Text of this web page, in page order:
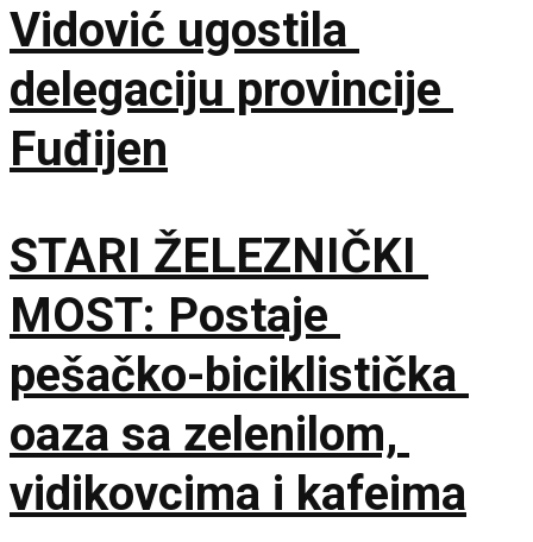
Vidović ugostila
delegaciju provincije
Fuđijen
STARI ŽELEZNIČKI
MOST: Postaje
pešačko-biciklistička
oaza sa zelenilom,
vidikovcima i kafeima